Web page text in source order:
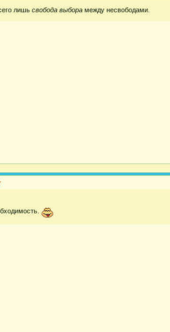
лишь свобода выборамежду несвободами.